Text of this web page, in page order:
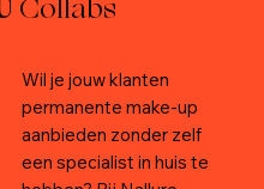
Collabs
Wil je jouw klanten
permanente make-up
aanbieden zonder zelf
een specialist in huis te